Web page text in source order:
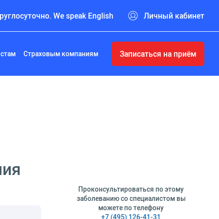
We speak English Личный кабинет
Страховым компаниям Записаться на приём
Проконсультироваться по этому
заболеванию со специалистом вы
можете по телефону
+7 (495) 126-41-31